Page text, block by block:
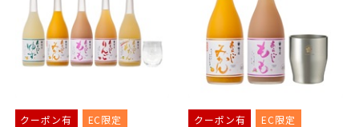
クーポン有 EC限定 クーポン有 EC限定